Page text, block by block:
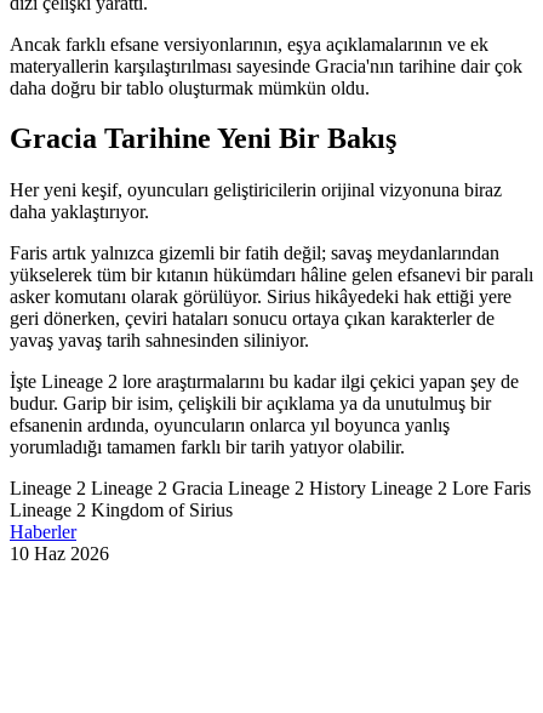
Ancak farklı efsane versiyonlarının, eşya açıklamalarının ve ek
materyallerin karşılaştırılması sayesinde Gracia'nın tarihine dair çok
daha doğru bir tablo oluşturmak mümkün oldu.
Gracia Tarihine Yeni Bir Bakış
Her yeni keşif, oyuncuları geliştiricilerin orijinal vizyonuna biraz
daha yaklaştırıyor.
Faris artık yalnızca gizemli bir fatih değil; savaş meydanlarından
yükselerek tüm bir kıtanın hükümdarı hâline gelen efsanevi bir paralı
asker komutanı olarak görülüyor. Sirius hikâyedeki hak ettiği yere
geri dönerken, çeviri hataları sonucu ortaya çıkan karakterler de
yavaş yavaş tarih sahnesinden siliniyor.
İşte Lineage 2 lore araştırmalarını bu kadar ilgi çekici yapan şey de
budur. Garip bir isim, çelişkili bir açıklama ya da unutulmuş bir
efsanenin ardında, oyuncuların onlarca yıl boyunca yanlış
yorumladığı tamamen farklı bir tarih yatıyor olabilir.
Lineage 2 Lineage 2 Gracia Lineage 2 History Lineage 2 Lore Faris
Lineage 2 Kingdom of Sirius
Haberler
10 Haz 2026